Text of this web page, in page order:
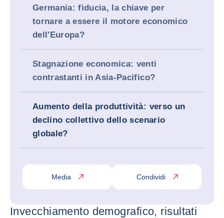
Germania: fiducia, la chiave per
tornare a essere il motore economico
dell'Europa?
Stagnazione economica: venti
contrastanti in Asia-Pacifico?
Aumento della produttività: verso un
declino collettivo dello scenario
globale?
Media Condividi
Invecchiamento demografico, risultati